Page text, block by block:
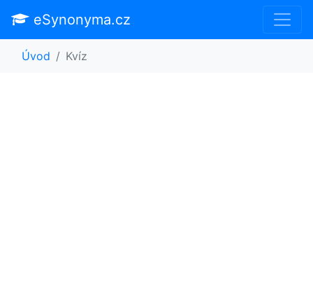
eSynonyma.cz
Úvod Kvíz